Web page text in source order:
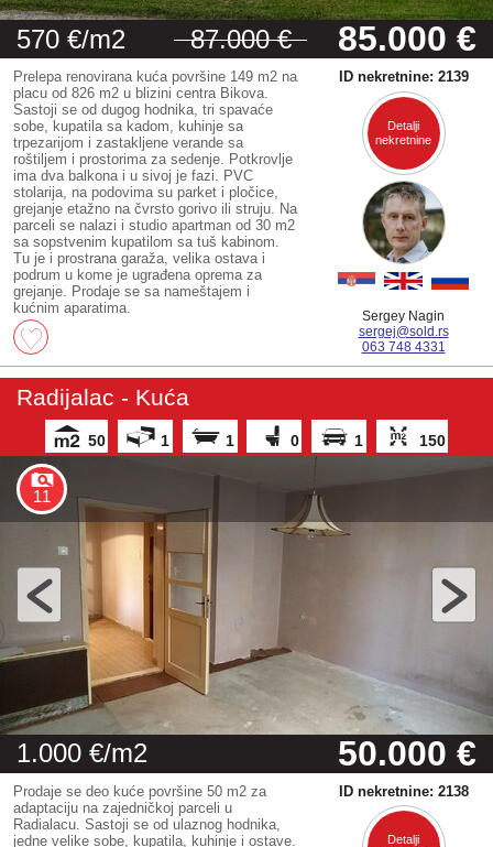
570 €/m2 87.000 € 85.000 €
Prelepa renovirana kuća površine 149 m2 na
placu od 826 m2 u blizini centra Bikova.
Sastoji se od dugog hodnika, tri spavaće
sobe, kupatila sa kadom, kuhinje sa
trpezarijom i zastakljene verande sa
roštiljem i prostorima za sedenje. Potkrovlje
ima dva balkona i u sivoj je fazi. PVC
stolarija, na podovima su parket i pločice,
grejanje etažno na čvrsto gorivo ili struju. Na
parceli se nalazi i studio apartman od 30 m2
sa sopstvenim kupatilom sa tuš kabinom.
Tu je i prostrana garaža, velika ostava i
podrum u kome je ugrađena oprema za
grejanje. Prodaje se sa nameštajem i
kućnim aparatima.
ID nekretnine: 2139
Detalji
nekretnine
Sergey Nagin
sergej@sold.rs
063 748 4331
Radijalac - Kuća
50 1 1 0 1 150
11
1.000 €/m2 50.000 €
Prodaje se deo kuće površine 50 m2 za
adaptaciju na zajedničkoj parceli u
Radialacu. Sastoji se od ulaznog hodnika,
jedne velike sobe, kupatila, kuhinje i ostave.
ID nekretnine: 2138
Detalji